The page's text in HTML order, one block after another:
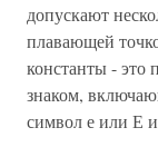
допускают
плавающей
константы - это
знаком,
символ е или Е и